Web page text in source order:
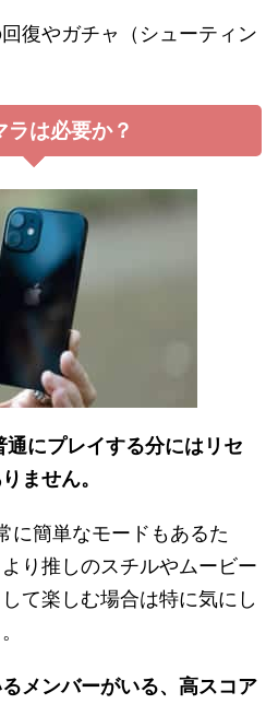
復やガチャ（シューティン
ラは必要か？
にプレイする分にはリセ
ません。
に簡単なモードもあるた
り推しのスチルやムービー
て楽しむ場合は特に気にし
メンバーがいる、高スコア